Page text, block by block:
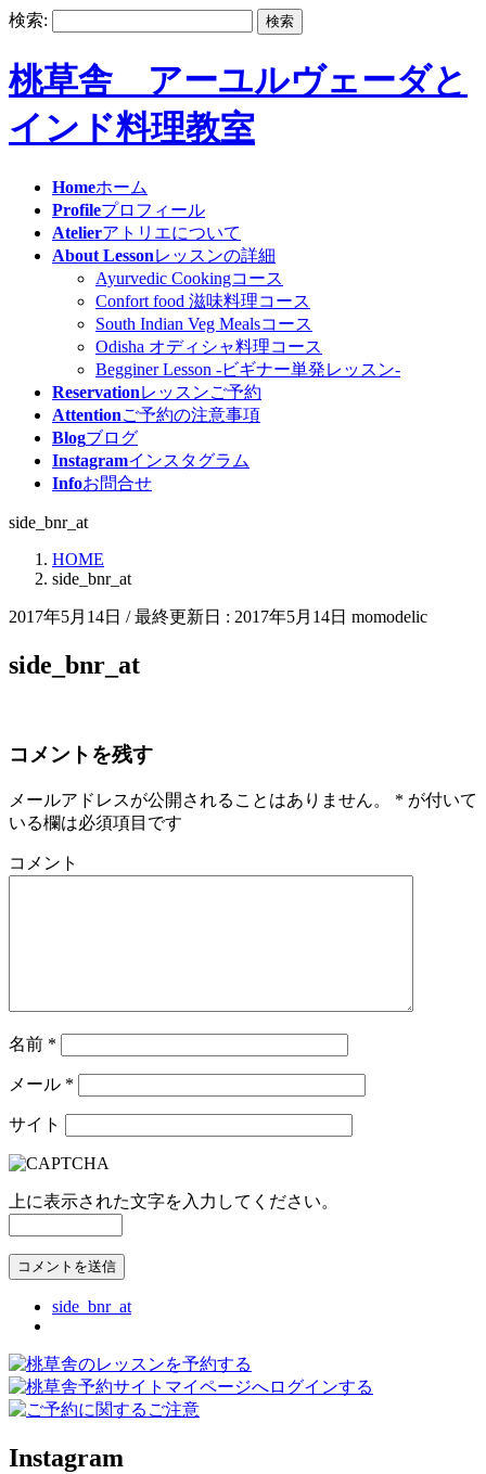
検索:
桃草舎 アーユルヴェーダと
インド料理教室
Homeホーム
Profileプロフィール
Atelierアトリエについて
About Lessonレッスンの詳細
Ayurvedic Cookingコース
Confort food 滋味料理コース
South Indian Veg Mealsコース
Odisha オディシャ料理コース
Begginer Lesson -ビギナー単発レッスン-
Reservationレッスンご予約
Attentionご予約の注意事項
Blogブログ
Instagramインスタグラム
Infoお問合せ
side_bnr_at
HOME
side_bnr_at
2017年5月14日 / 最終更新日 : 2017年5月14日 momodelic
side_bnr_at
コメントを残す
メールアドレスが公開されることはありません。 * が付いて
いる欄は必須項目です
コメント
名前 *
メール *
サイト
上に表示された文字を入力してください。
side_bnr_at
Instagram